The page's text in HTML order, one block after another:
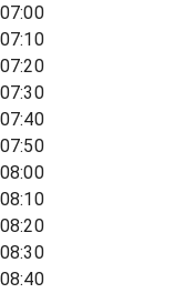
07:00
07:10
07:20
07:30
07:40
07:50
08:00
08:10
08:20
08:30
08:40